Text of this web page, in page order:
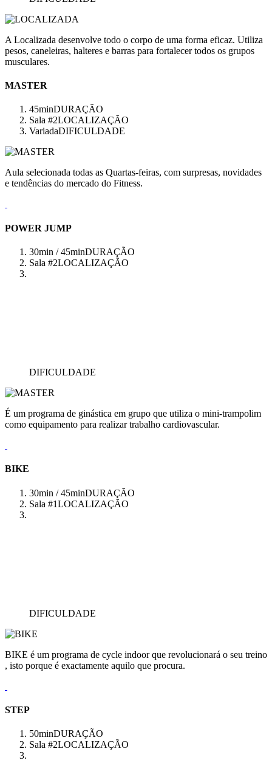
A Localizada desenvolve todo o corpo de uma forma eficaz. Utiliza
pesos, caneleiras, halteres e barras para fortalecer todos os grupos
musculares.
MASTER
45minDURAÇÃO
Sala #2LOCALIZAÇÃO
VariadaDIFICULDADE
Aula selecionada todas as Quartas-feiras, com surpresas, novidades
e tendências do mercado do Fitness.
POWER JUMP
30min / 45minDURAÇÃO
Sala #2LOCALIZAÇÃO
DIFICULDADE
É um programa de ginástica em grupo que utiliza o mini-trampolim
como equipamento para realizar trabalho cardiovascular.
BIKE
30min / 45minDURAÇÃO
Sala #1LOCALIZAÇÃO
DIFICULDADE
BIKE é um programa de cycle indoor que revolucionará o seu treino
, isto porque é exactamente aquilo que procura.
STEP
50minDURAÇÃO
Sala #2LOCALIZAÇÃO